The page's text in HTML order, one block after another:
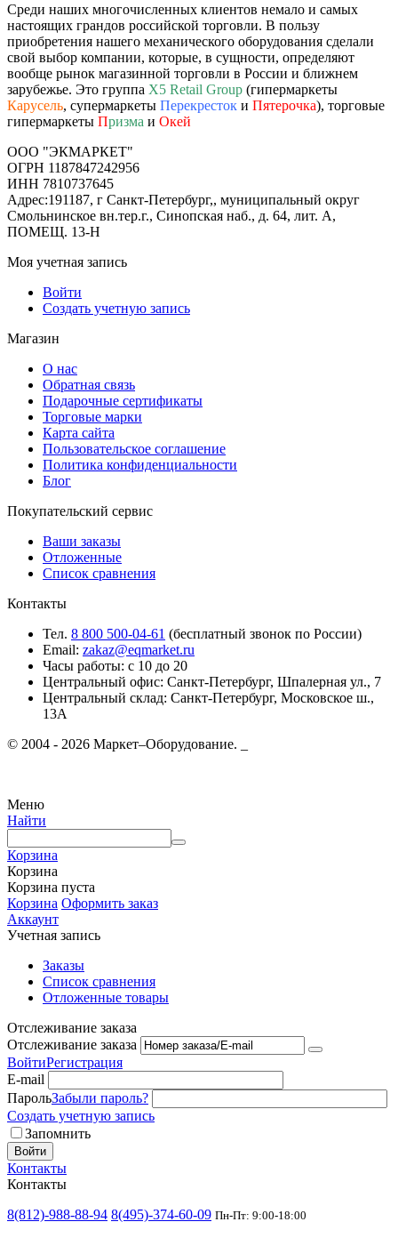
Среди наших многочисленных клиентов немало и самых
настоящих грандов российской торговли. В пользу
приобретения нашего механического оборудования сделали
свой выбор компании, которые, в сущности, определяют
вообще рынок магазинной торговли в России и ближнем
зарубежье. Это группа X5 Retail Group (гипермаркеты
Карусель, супермаркеты Перекресток и Пятерочка), торговые
гипермаркеты Призма и Окей
ООО "ЭКМАРКЕТ"
ОГРН 1187847242956
ИНН 7810737645
Адрес:191187, г Санкт-Петербург,, муниципальный округ
Смольнинское вн.тер.г., Синопская наб., д. 64, лит. А,
ПОМЕЩ. 13-Н
Моя учетная запись
Войти
Создать учетную запись
Магазин
О нас
Обратная связь
Подарочные сертификаты
Торговые марки
Карта сайта
Пользовательское соглашение
Политика конфиденциальности
Блог
Покупательский сервис
Ваши заказы
Отложенные
Список сравнения
Контакты
Тел. 8 800 500-04-61 (бесплатный звонок по России)
Email: zakaz@eqmarket.ru
Часы работы: с 10 до 20
Центральный офис: Санкт-Петербург, Шпалерная ул., 7
Центральный склад: Санкт-Петербург, Московское ш.,
13А
© 2004 - 2026 Маркет–Оборудование. _
Меню
Найти
Корзина
Корзина
Корзина пуста
Корзина Оформить заказ
Аккаунт
Учетная запись
Заказы
Список сравнения
Отложенные товары
Отслеживание заказа
Отслеживание заказа
ВойтиРегистрация
E-mail
ПарольЗабыли пароль?
Создать учетную запись
Запомнить
Войти
Контакты
Контакты
8(812)-988-88-94 8(495)-374-60-09 Пн-Пт: 9:00-18:00